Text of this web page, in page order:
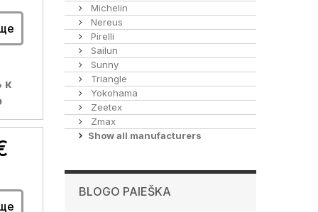
к
Michelin
Nereus
Pirelli
Sailun
Sunny
Triangle
Yokohama
Zeetex
Zmax
Show all manufacturers
BLOGO PAIEŠKA